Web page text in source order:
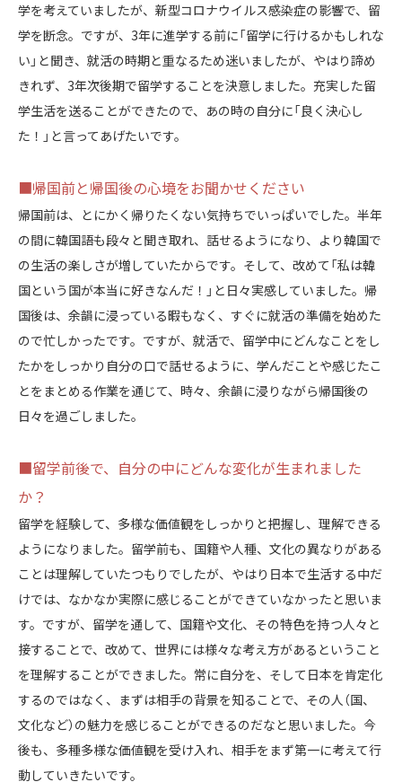
学を考えていましたが、新型コロナウイルス感染症の影響で、留
学を断念。ですが、3年に進学する前に「留学に行けるかもしれな
い」と聞き、就活の時期と重なるため迷いましたが、やはり諦め
きれず、3年次後期で留学することを決意しました。充実した留
学生活を送ることができたので、あの時の自分に「良く決心し
た！」と言ってあげたいです。
■帰国前と帰国後の心境をお聞かせください
帰国前は、とにかく帰りたくない気持ちでいっぱいでした。半年
の間に韓国語も段々と聞き取れ、話せるようになり、より韓国で
の生活の楽しさが増していたからです。そして、改めて「私は韓
国という国が本当に好きなんだ！」と日々実感していました。帰
国後は、余韻に浸っている暇もなく、すぐに就活の準備を始めた
ので忙しかったです。ですが、就活で、留学中にどんなことをし
たかをしっかり自分の口で話せるように、学んだことや感じたこ
とをまとめる作業を通じて、時々、余韻に浸りながら帰国後の
日々を過ごしました。
■留学前後で、自分の中にどんな変化が生まれました
か？
留学を経験して、多様な価値観をしっかりと把握し、理解できる
ようになりました。留学前も、国籍や人種、文化の異なりがある
ことは理解していたつもりでしたが、やはり日本で生活する中だ
けでは、なかなか実際に感じることができていなかったと思いま
す。ですが、留学を通して、国籍や文化、その特色を持つ人々と
接することで、改めて、世界には様々な考え方があるということ
を理解することができました。常に自分を、そして日本を肯定化
するのではなく、まずは相手の背景を知ることで、その人（国、
文化など）の魅力を感じることができるのだなと思いました。今
後も、多種多様な価値観を受け入れ、相手をまず第一に考えて行
動していきたいです。